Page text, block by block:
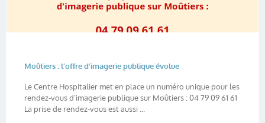
Moûtiers : l’offre d’imagerie publique évolue
Le Centre Hospitalier met en place un numéro unique pour les
rendez-vous d’imagerie publique sur Moûtiers : 04 79 09 61 61
La prise de rendez-vous est aussi ...